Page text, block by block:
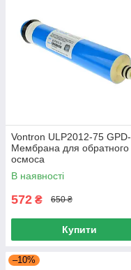
Vontron ULP2012-75 GPD-
Мембрана для обратного
осмоса
В наявності
572 ₴ 650 ₴
Купити
–10%